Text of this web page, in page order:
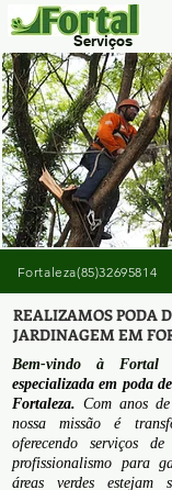
Serviços
Fortaleza(85)32695814
REALIZAMOS PODA
JARDINAGEM EM
Bem-vindo à Fortal
especializada em poda
Fortaleza. Com anos
nossa missão é
oferecendo serviços
profissionalismo para
áreas verdes estejam